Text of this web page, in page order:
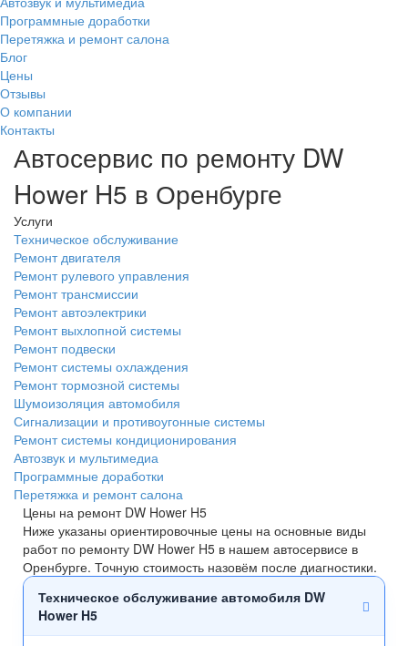
Программные доработки
Перетяжка и ремонт салона
Блог
Цены
Отзывы
О компании
Контакты
Автосервис по ремонту DW
Hower H5 в Оренбурге
Услуги
Техническое обслуживание
Ремонт двигателя
Ремонт рулевого управления
Ремонт трансмиссии
Ремонт автоэлектрики
Ремонт выхлопной системы
Ремонт подвески
Ремонт системы охлаждения
Ремонт тормозной системы
Шумоизоляция автомобиля
Сигнализации и противоугонные системы
Ремонт системы кондиционирования
Автозвук и мультимедиа
Программные доработки
Перетяжка и ремонт салона
Цены на ремонт DW Hower H5
Ниже указаны ориентировочные цены на основные виды
работ по ремонту DW Hower H5 в нашем автосервисе в
Оренбурге. Точную стоимость назовём после диагностики.
Техническое обслуживание автомобиля DW
Hower H5